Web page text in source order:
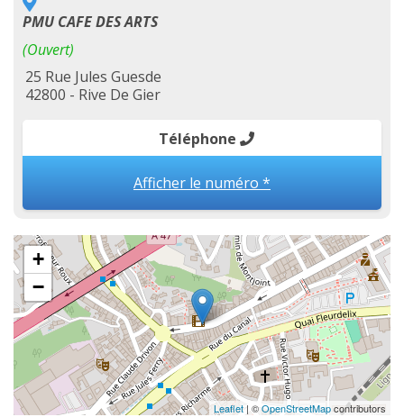
PMU CAFE DES ARTS
(Ouvert)
25 Rue Jules Guesde
42800 - Rive De Gier
Téléphone
Afficher le numéro *
+
−
Leaflet | ©OpenStreetMapcontributors